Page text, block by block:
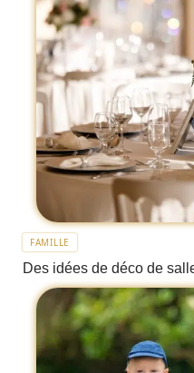
FAMILLE
Des idées de déco de